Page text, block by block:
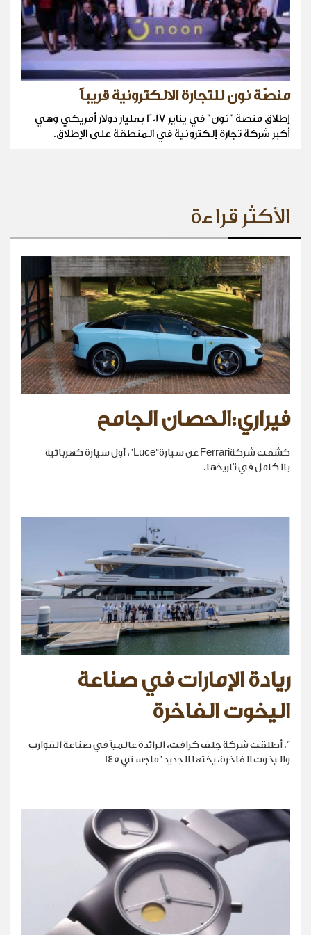
منصّة نون للتجارة الالكترونية قريباً
إطلاق منصة "نون" في يناير 2017 بمليار دولار أمريكي وهي
أكبر شركة تجارة إلكترونية في المنطقة على الإطلاق.
الأكثر قراءة
فيراري:الحصان الجامح
كشفت شركةFerrari عن سيارة“Luce”، أول سيارة كهربائية
بالكامل في تاريخها.
ريادة الإمارات في صناعة
اليخوت الفاخرة
". أطلقت شركة جلف كرافت، الرائدة عالمياً في صناعة القوارب
واليخوت الفاخرة، يختها الجديد "ماجستي 145